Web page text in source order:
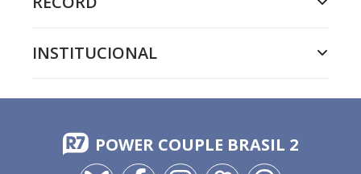
INSTITUCIONAL
POWER COUPLE BRASIL 2